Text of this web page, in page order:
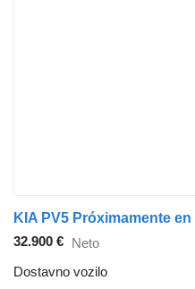
32.900 € Neto
Dostavno vozilo